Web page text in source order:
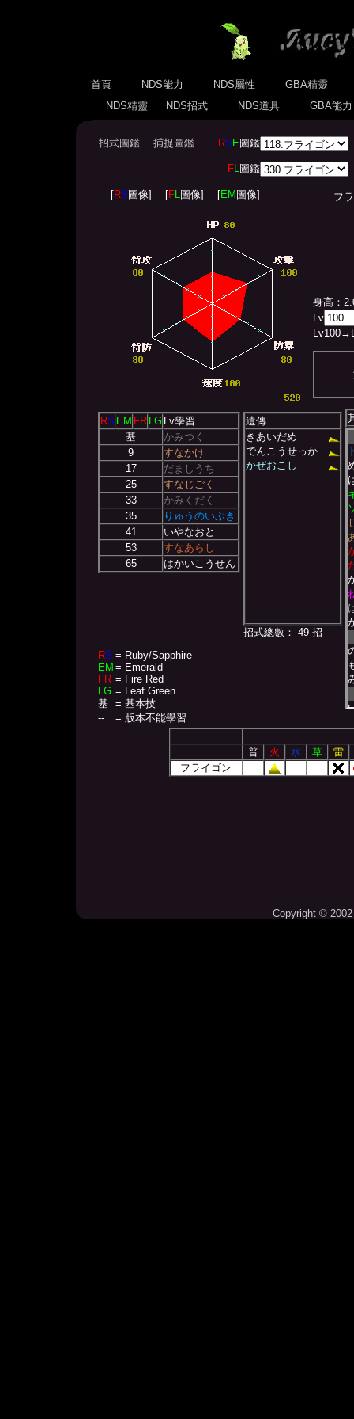
首頁 NDS能力 NDS屬性
GBA精靈
NDS精靈
NDS招式 NDS道具 GBA能
招式圖鑑 捕捉圖鑑 RS E圖鑑
FL圖鑑
[RS 圖像] [FL圖像] [EM 圖像] フラ
身高：
Lv
Lv100
RS EM FR LG Lv學習
基
かみつく
9
すなかけ
17
だましうち
25
すなじごく
33
かみくだく
35
りゅうのいぶき
41
いやなおと
53
すなあらし
65
はかいこうせん
RS = Ruby/Sapphire
EM = Emerald
FR = Fire Red
LG = Leaf Green
基
= 基本技
--
= 版本不能學習
遺傳
きあいだめ
でんこうせっか
かぜおこし
招式總數： 49 招
普 火 水 草
雷
フライゴン
Copyright ©